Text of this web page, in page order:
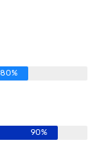
80%
90%